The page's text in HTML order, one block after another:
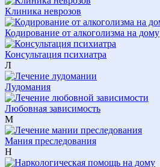
Клиника неврозов
Кодирование от алкоголизма на дому
Консультация психиатра
Л
Лудомания
Любовная зависимость
М
Мания преследования
Н